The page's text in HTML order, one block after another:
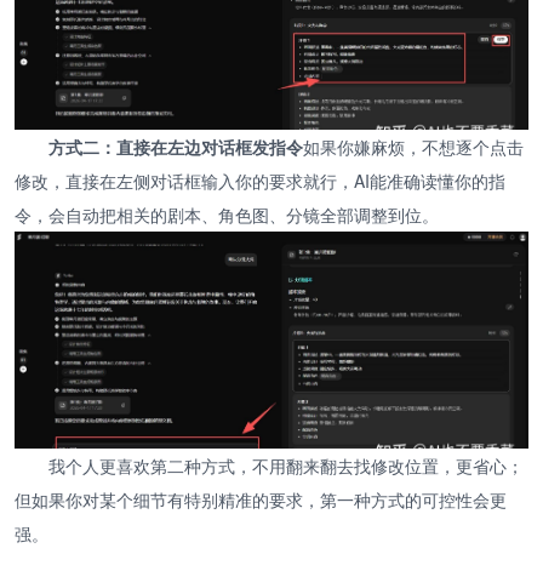
方式二：直接在左边对话框发指令如果你嫌麻烦，不想逐个点击
修改，直接在左侧对话框输入你的要求就行，AI能准确读懂你的指
令，会自动把相关的剧本、角色图、分镜全部调整到位。
我个人更喜欢第二种方式，不用翻来翻去找修改位置，更省心；
但如果你对某个细节有特别精准的要求，第一种方式的可控性会更
强。